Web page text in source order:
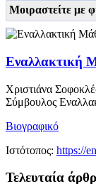
Μοιραστείτε με
Εναλλακτική
Χριστιάνα
Σύμβουλος
Βιογραφικό
Ιστότοπος: https://
Τελευταία